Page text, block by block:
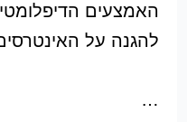
האמצעים
להגנה על
…